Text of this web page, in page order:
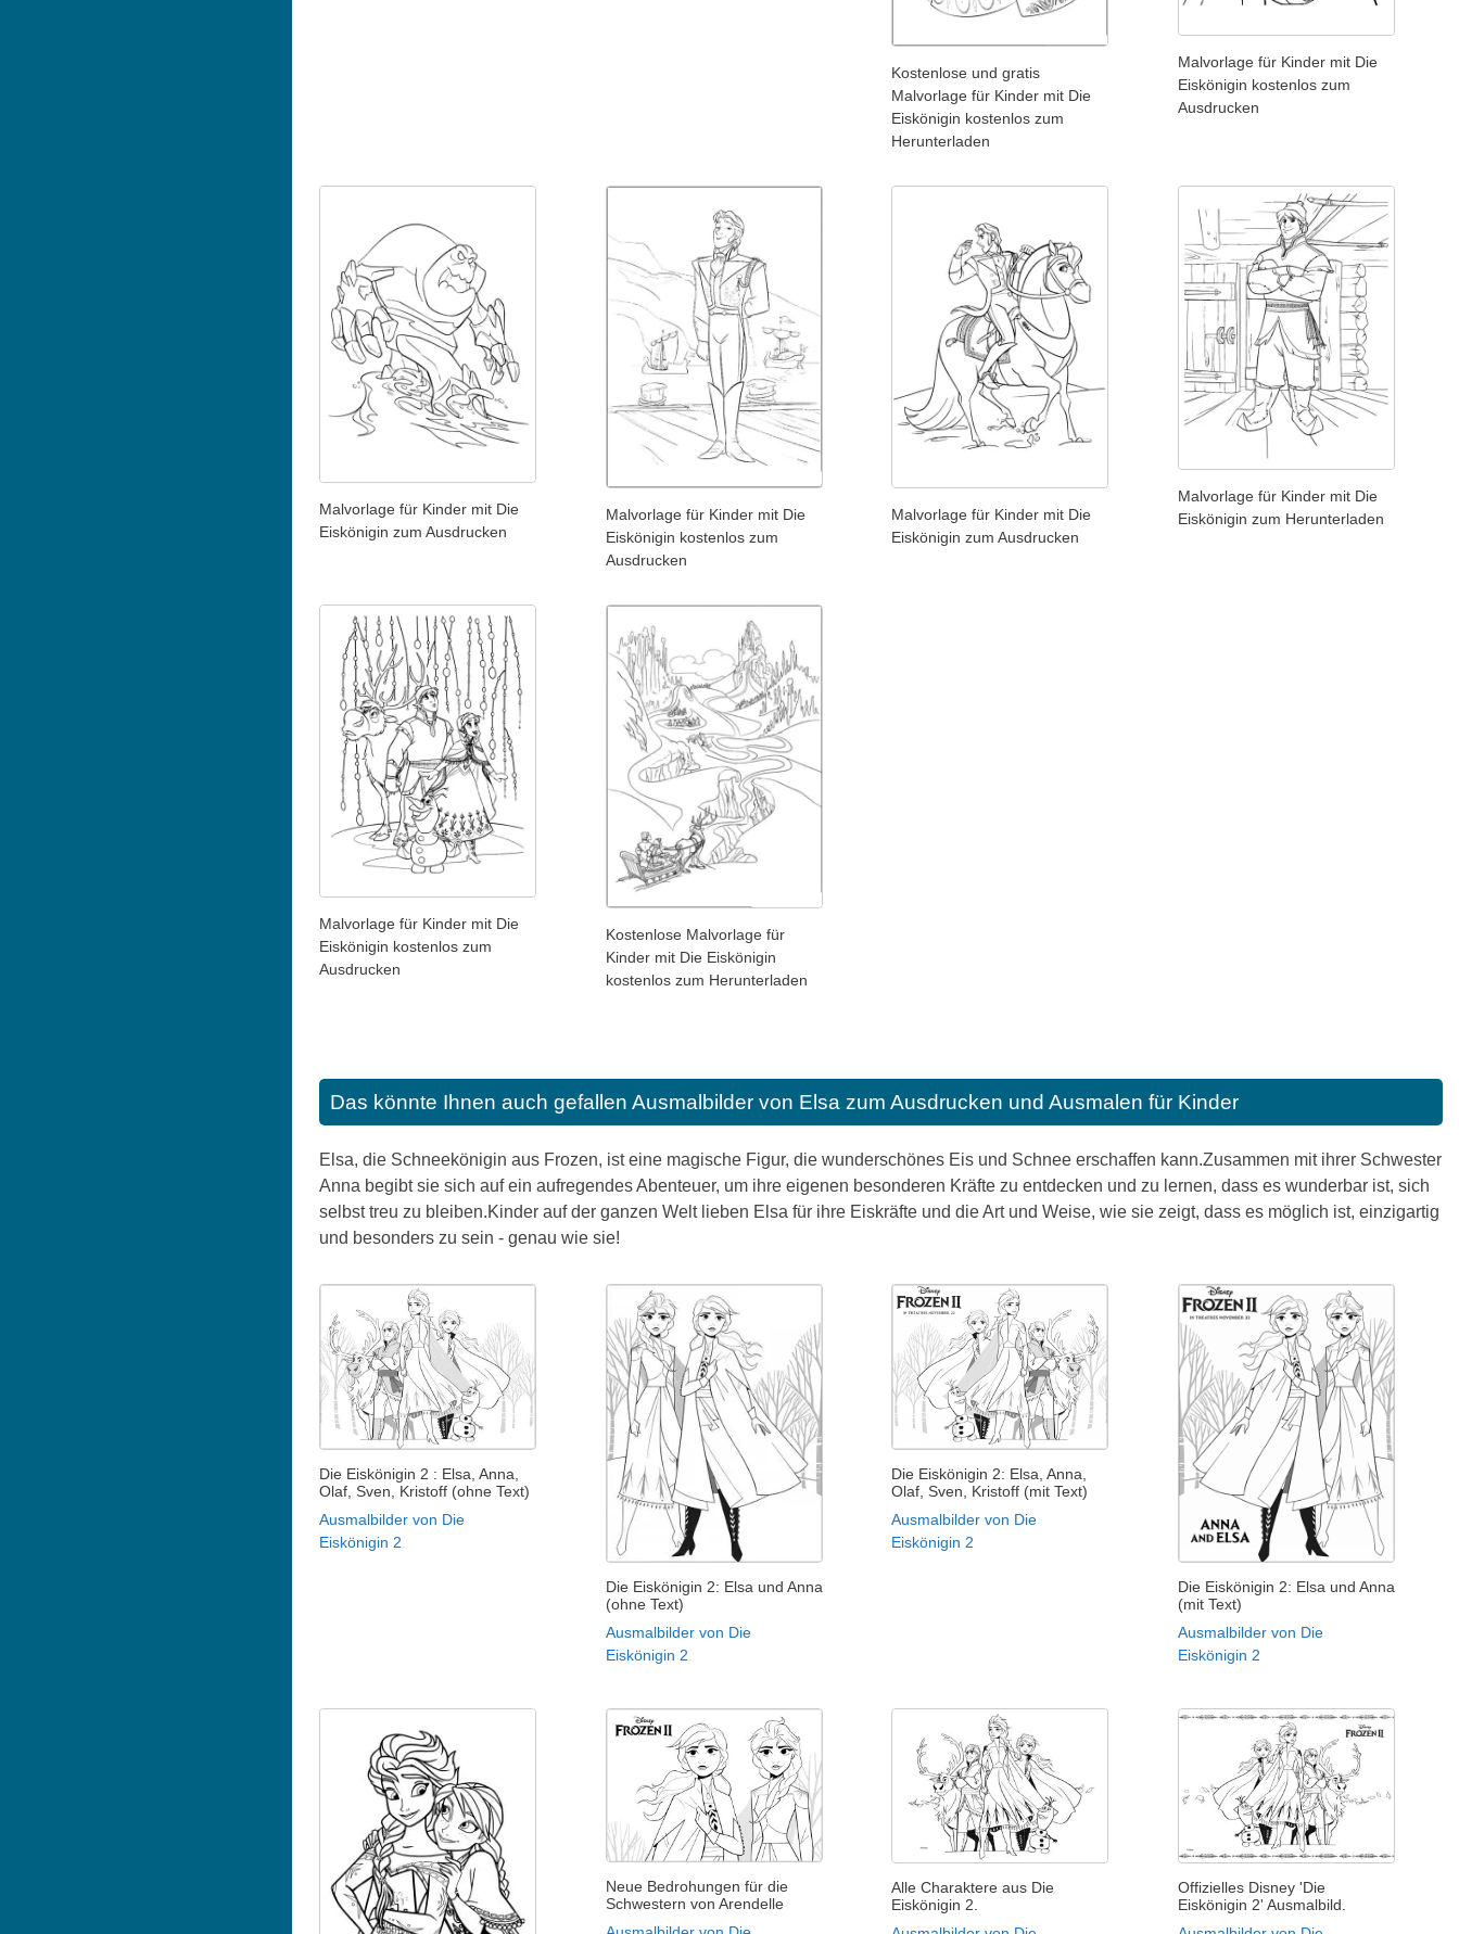
Kostenlose und gratis
Malvorlage für Kinder mit Die
Eiskönigin kostenlos zum
Herunterladen
Malvorlage für Kinder mit Die
Eiskönigin kostenlos zum
Ausdrucken
Malvorlage für Kinder mit Die
Eiskönigin zum Ausdrucken
Malvorlage für Kinder mit Die
Eiskönigin kostenlos zum
Ausdrucken
Malvorlage für Kinder mit Die
Eiskönigin zum Ausdrucken
Malvorlage für Kinder mit Die
Eiskönigin zum Herunterladen
Malvorlage für Kinder mit Die
Eiskönigin kostenlos zum
Ausdrucken
Kostenlose Malvorlage für
Kinder mit Die Eiskönigin
kostenlos zum Herunterladen
Das könnte Ihnen auch gefallen Ausmalbilder von Elsa zum Ausdrucken und Ausmalen für Kinder
Elsa, die Schneekönigin aus Frozen, ist eine magische Figur, die wunderschönes Eis und Schnee erschaffen kann.Zusammen mit ihrer Schwester
Anna begibt sie sich auf ein aufregendes Abenteuer, um ihre eigenen besonderen Kräfte zu entdecken und zu lernen, dass es wunderbar ist, sich
selbst treu zu bleiben.Kinder auf der ganzen Welt lieben Elsa für ihre Eiskräfte und die Art und Weise, wie sie zeigt, dass es möglich ist, einzigartig
und besonders zu sein - genau wie sie!
Die Eiskönigin 2 : Elsa, Anna,
Olaf, Sven, Kristoff (ohne Text)
Ausmalbilder von Die
Eiskönigin 2
Die Eiskönigin 2: Elsa und Anna
(ohne Text)
Ausmalbilder von Die
Eiskönigin 2
Die Eiskönigin 2: Elsa, Anna,
Olaf, Sven, Kristoff (mit Text)
Ausmalbilder von Die
Eiskönigin 2
Die Eiskönigin 2: Elsa und Anna
(mit Text)
Ausmalbilder von Die
Eiskönigin 2
Neue Bedrohungen für die
Schwestern von Arendelle
Alle Charaktere aus Die
Eiskönigin 2.
Offizielles Disney 'Die
Eiskönigin 2' Ausmalbild.